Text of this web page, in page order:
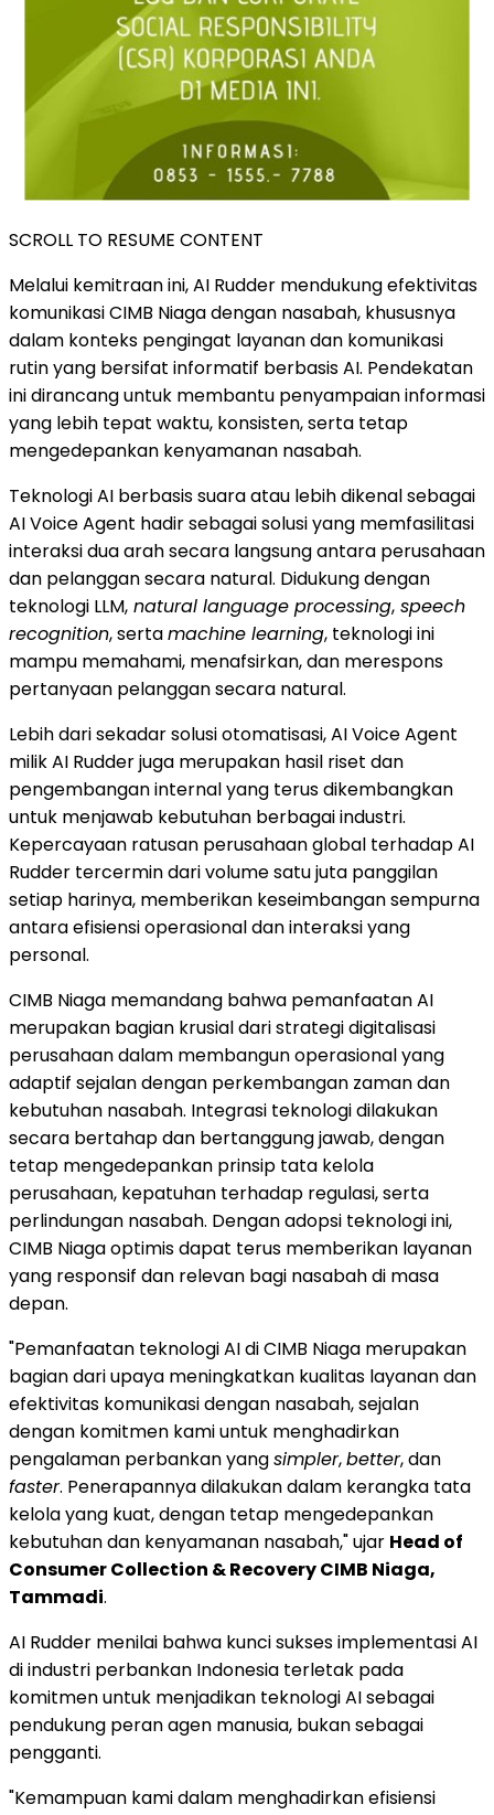
SCROLL TO RESUME CONTENT
Melalui kemitraan ini, AI Rudder mendukung efektivitas
komunikasi CIMB Niaga dengan nasabah, khususnya
dalam konteks pengingat layanan dan komunikasi
rutin yang bersifat informatif berbasis AI. Pendekatan
ini dirancang untuk membantu penyampaian informasi
yang lebih tepat waktu, konsisten, serta tetap
mengedepankan kenyamanan nasabah.
Teknologi AI berbasis suara atau lebih dikenal sebagai
AI Voice Agent hadir sebagai solusi yang memfasilitasi
interaksi dua arah secara langsung antara perusahaan
dan pelanggan secara natural. Didukung dengan
teknologi LLM, natural language processing, speech
recognition, sertamachine learning, teknologi ini
mampu memahami, menafsirkan, dan merespons
pertanyaan pelanggan secara natural.
Lebih dari sekadar solusi otomatisasi, AI Voice Agent
milik AI Rudder juga merupakan hasil riset dan
pengembangan internal yang terus dikembangkan
untuk menjawab kebutuhan berbagai industri.
Kepercayaan ratusan perusahaan global terhadap AI
Rudder tercermin dari volume satu juta panggilan
setiap harinya, memberikan keseimbangan sempurna
antara efisiensi operasional dan interaksi yang
personal.
CIMB Niaga memandang bahwa pemanfaatan AI
merupakan bagian krusial dari strategi digitalisasi
perusahaan dalam membangun operasional yang
adaptif sejalan dengan perkembangan zaman dan
kebutuhan nasabah. Integrasi teknologi dilakukan
secara bertahap dan bertanggung jawab, dengan
tetap mengedepankan prinsip tata kelola
perusahaan, kepatuhan terhadap regulasi, serta
perlindungan nasabah. Dengan adopsi teknologi ini,
CIMB Niaga optimis dapat terus memberikan layanan
yang responsif dan relevan bagi nasabah di masa
depan.
"Pemanfaatan teknologi AI di CIMB Niaga merupakan
bagian dari upaya meningkatkan kualitas layanan dan
efektivitas komunikasi dengan nasabah, sejalan
dengan komitmen kami untuk menghadirkan
pengalaman perbankan yangsimpler,better, dan
faster. Penerapannya dilakukan dalam kerangka tata
kelola yang kuat, dengan tetap mengedepankan
kebutuhan dan kenyamanan nasabah," ujar Head of
Consumer Collection & Recovery CIMB Niaga,
Tammadi.
AI Rudder menilai bahwa kunci sukses implementasi AI
di industri perbankan Indonesia terletak pada
komitmen untuk menjadikan teknologi AI sebagai
pendukung peran agen manusia, bukan sebagai
pengganti.
"Kemampuan kami dalam menghadirkan efisiensi